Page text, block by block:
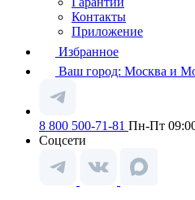
Контакты
Приложение
Избранное
Ваш город: Москва и
8 800 500-71-81 Пн-Пт
Соцсети